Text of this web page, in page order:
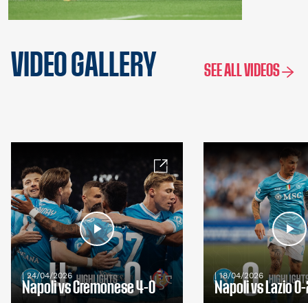
VIDEO GALLERY SEE ALL VIDEOS
| 24/04/2026
Napoli vs Cremonese 4-0
| 18/04/2026
Napoli vs Lazio